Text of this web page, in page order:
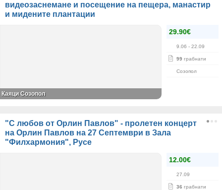
видеозаснемане и посещение на пещера, манастир
и мидените плантации
29.90€
9.06 - 22.09
99 грабнати
Созопол
Каяци Созопол
"С любов от Орлин Павлов" - пролетен концерт
на Орлин Павлов на 27 Септември в Зала
"Филхармония", Русе
12.00€
27.09
36 грабнати